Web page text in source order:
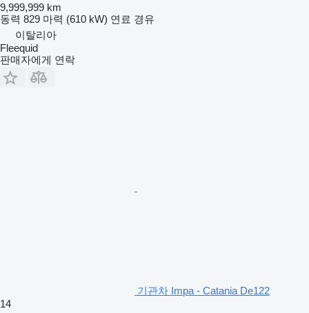
9,999,999 km
동력 829 마력 (610 kW) 연료 경유
이탈리아
Fleequid
판매자에게 연락
기관차 Impa - Catania De122
14